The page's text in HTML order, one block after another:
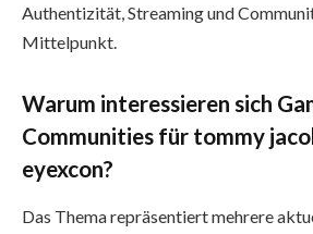
Authentizität, Streaming und
Mittelpunkt.
Warum interessieren sich
Communities für tommy
eyexcon?
Das Thema repräsentiert mehrere